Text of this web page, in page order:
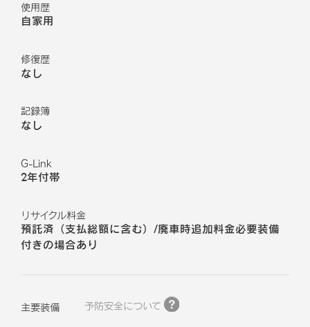
使用歴
自家用
修復歴
なし
記録簿
なし
G-Link
2年付帯
リサイクル料金
預託済（支払総額に含む）/廃車時追加料金必要装備
付きの場合あり
主要装備 予防安全について